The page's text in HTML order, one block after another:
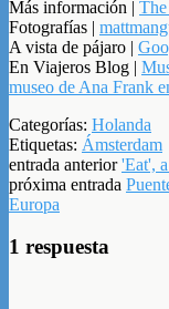
Más información |
Fotografías |
A vista de pájaro |
En Viajeros Blog |
museo de Ana Frank
Categorías: Holanda
Etiquetas: Ámsterdam
entrada anterior'Eat',
próxima entrada
Europa
1 respuesta